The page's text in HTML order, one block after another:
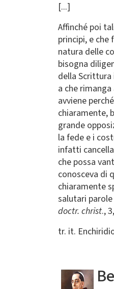
[...]
Affinché poi
principi, e
natura delle
bisogna
della
a che
avviene
chiaramente,
grande
la fede e i
infatti
che possa
conosceva di
chiaramente
salutari
doctr. christ.,
tr. it.